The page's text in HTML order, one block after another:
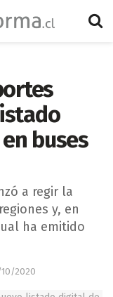
buses
a regir la
y, en
ha emitido
2020